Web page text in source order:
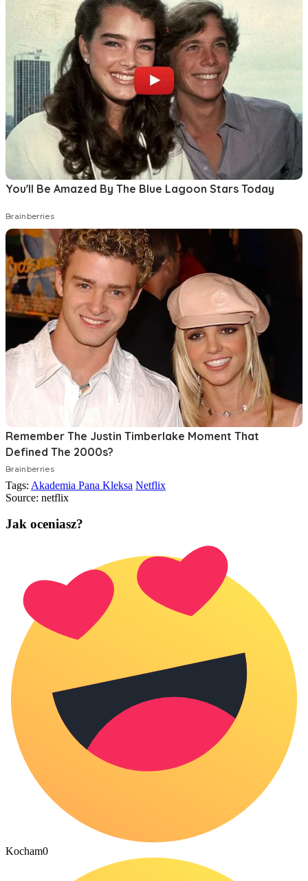
Tags: Akademia Pana Kleksa Netflix
Source: netflix
Jak oceniasz?
Kocham0